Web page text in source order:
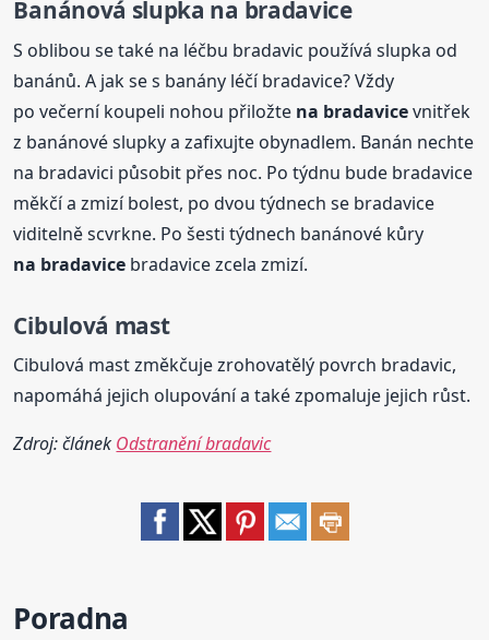
Banánová slupka na bradavice
S oblibou se také na léčbu bradavic používá slupka od
banánů. A jak se s banány léčí bradavice? Vždy
po večerní koupeli nohou přiložte na bradavicevnitřek
z banánové slupky a zafixujte obynadlem. Banán nechte
na bradavici působit přes noc. Po týdnu bude bradavice
měkčí a zmizí bolest, po dvou týdnech se bradavice
viditelně scvrkne. Po šesti týdnech banánové kůry
na bradavice bradavice zcela zmizí.
Cibulová mast
Cibulová mast změkčuje zrohovatělý povrch bradavic,
napomáhá jejich olupování a také zpomaluje jejich růst.
Zdroj: článek Odstranění bradavic
Poradna